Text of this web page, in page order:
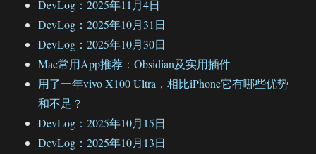
DevLog：2025年11月4日
DevLog：2025年10月31日
DevLog：2025年10月30日
Mac常用App推荐：Obsidian及实用插件
用了一年vivo X100 Ultra，相比iPhone它有哪些优势
和不足？
DevLog：2025年10月15日
DevLog：2025年10月13日